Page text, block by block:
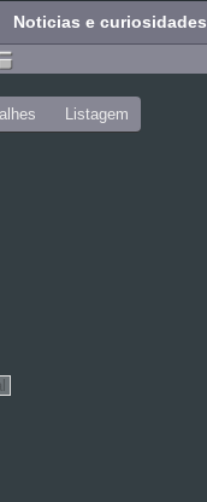
Noticias e curiosidades
Listagem